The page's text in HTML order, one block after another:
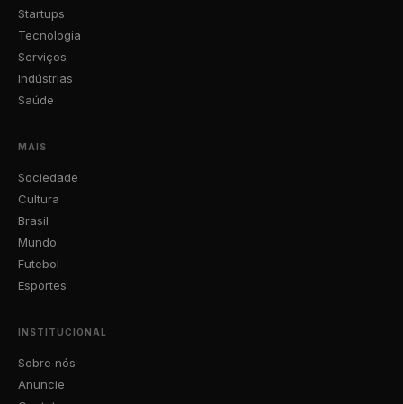
Startups
Tecnologia
Serviços
Indústrias
Saúde
MAIS
Sociedade
Cultura
Brasil
Mundo
Futebol
Esportes
INSTITUCIONAL
Sobre nós
Anuncie